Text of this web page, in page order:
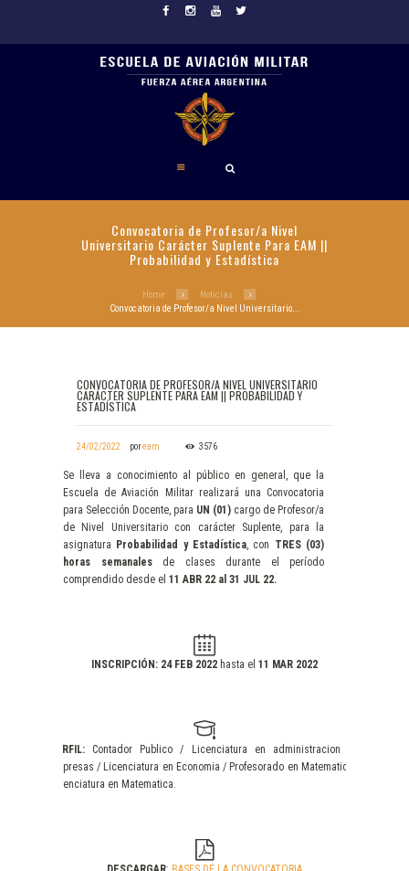
Convocatoria de Profesor/a Nivel
Universitario Carácter Suplente Para EAM ||
Probabilidad y Estadística
Home
Noticias
Convocatoria de Profesor/a Nivel Universitario...
CONVOCATORIA DE PROFESOR/A NIVEL UNIVERSITARIO
CARÁCTER SUPLENTE PARA EAM || PROBABILIDAD Y
ESTADÍSTICA
24/02/2022 poream 3576
Se lleva a conocimiento al público en general, que la
Escuela de Aviación Militar realizará una Convocatoria
para Selección Docente, para UN (01) cargo de Profesor/a
de Nivel Universitario con carácter Suplente, para la
asignatura Probabilidad y Estadística, con TRES (03)
horas semanalesde clases durante el período
comprendido desde el 11 ABR 22 al 31 JUL 22.
INSCRIPCIÓN: 24 FEB 2022 hasta el 11 MAR 2022
PERFIL: Contador Publico / Licenciatura en administracion de
empresas / Licenciatura en Economia / Profesorado en Matematica /
Licenciatura en Matematica.